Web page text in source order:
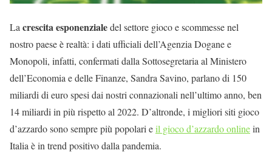
La crescita esponenzialedel settore gioco e scommesse nel
nostro paese è realtà: i dati ufficiali dell’Agenzia Dogane e
Monopoli, infatti, confermati dalla Sottosegretaria al Ministero
dell’Economia e delle Finanze, Sandra Savino, parlano di 150
miliardi di euro spesi dai nostri connazionali nell’ultimo anno, ben
14 miliardi in più rispetto al 2022. D’altronde, i migliori siti gioco
d’azzardo sono sempre più popolari eil gioco d’azzardo onlinein
Italia è in trend positivo dalla pandemia.